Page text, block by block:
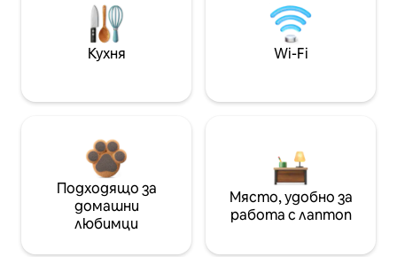
Кухня Wi-Fi
Подходящо за
домашни
любимци
Място, удобно за
работа с лаптоп